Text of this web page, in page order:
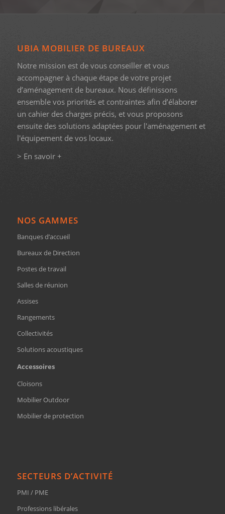
UBIA MOBILIER DE BUREAUX
Notre mission est de vous conseiller et vous
accompagner à chaque étape de votre projet
d’aménagement de bureaux. Nous définissons
ensemble vos priorités et contraintes afin d’élaborer
un cahier des charges précis, et vous proposons
ensuite des solutions adaptées pour l'aménagement et
l'équipement de vos locaux.
> En savoir +
NOS GAMMES
Banques d’accueil
Bureaux de Direction
Postes de travail
Salles de réunion
Assises
Rangements
Collectivités
Solutions acoustiques
Accessoires
Cloisons
Mobilier Outdoor
Mobilier de protection
SECTEURS D’ACTIVITÉ
PMI / PME
Professions libérales